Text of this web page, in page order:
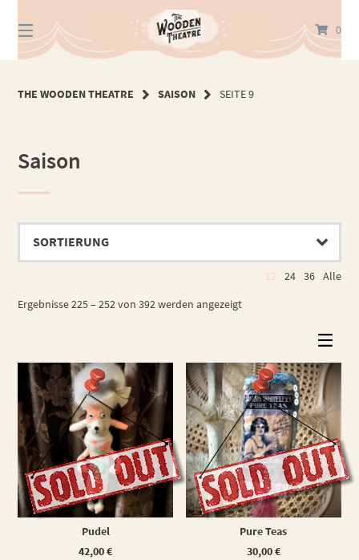
zum
Inhalt
0
THE WOODEN THEATRE SAISON SEITE 9
Saison
Ergebnisse 225 – 252 von 392 werden angezeigt
12 24 36 Alle
WEITERLESEN
Pudel
42,00€
WEITERLESEN
Pure Teas
30,00€